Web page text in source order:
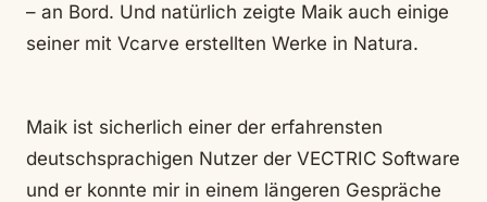
– an Bord. Und natürlich zeigte Maik auch einige
seiner mit Vcarve erstellten Werke in Natura.
Maik ist sicherlich einer der erfahrensten
deutschsprachigen Nutzer der VECTRIC Software
und er konnte mir in einem längeren Gespräche